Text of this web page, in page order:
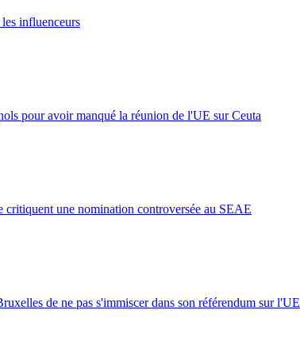
influenceurs
pour avoir manqué la réunion de l'UE sur Ceuta
une nomination controversée au SEAE
de ne pas s'immiscer dans son référendum sur l'UE